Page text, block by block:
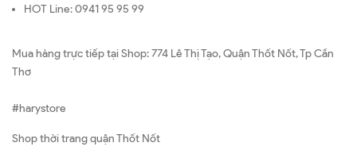
HOT Line: 0941 95 95 99
Mua hàng trực tiếp tại Shop: 774 Lê Thị Tạo, Quận Thốt Nốt, Tp Cần
Thơ
#harystore
Shop thời trang quận Thốt Nốt